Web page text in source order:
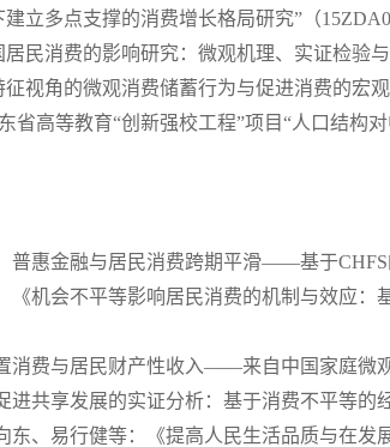
立多点支撑的消费增长格局研究”（
民消费的影响研究：微观机理、实证检验与
视角的微观消费储蓄行为与促进消费的宏观
省高等教育“创新强校工程”项目“人口结构
普惠金融与居民消费跨期平滑——基于
机会不平等影响居民消费的机制与效应：
费与居民财产性收入——来自中国家庭微
共享发展的实证分析：基于消费不平等的
、易行健等：《提高人民生活品质与在